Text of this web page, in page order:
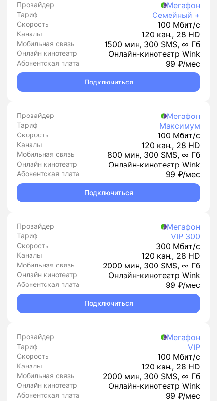
Провайдер Мегафон
Тариф Семейный +
Скорость 100 Мбит/с
Каналы 120 кан., 28 HD
Мобильная связь 1500 мин, 300 SMS, ∞ Гб
Онлайн кинотеатр Онлайн-кинотеатр Wink
Абонентская плата 99 ₽/мес
Подключиться
Провайдер Мегафон
Тариф Максимум
Скорость 100 Мбит/с
Каналы 120 кан., 28 HD
Мобильная связь 800 мин, 300 SMS, ∞ Гб
Онлайн кинотеатр Онлайн-кинотеатр Wink
Абонентская плата 99 ₽/мес
Подключиться
Провайдер Мегафон
Тариф VIP 300
Скорость 300 Мбит/с
Каналы 120 кан., 28 HD
Мобильная связь 2000 мин, 300 SMS, ∞ Гб
Онлайн кинотеатр Онлайн-кинотеатр Wink
Абонентская плата 99 ₽/мес
Подключиться
Провайдер Мегафон
Тариф VIP
Скорость 100 Мбит/с
Каналы 120 кан., 28 HD
Мобильная связь 2000 мин, 300 SMS, ∞ Гб
Онлайн кинотеатр Онлайн-кинотеатр Wink
Абонентская плата 99 ₽/мес